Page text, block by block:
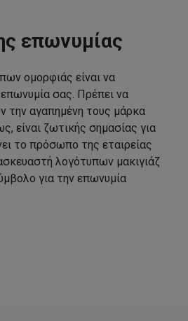
επωνυμίας
ομορφιάς είναι να
σας. Πρέπει να
την αγαπημένη τους μάρκα
είναι ζωτικής σημασίας για
το πρόσωπο της εταιρείας
λογότυπων μακιγιάζ
για την επωνυμία